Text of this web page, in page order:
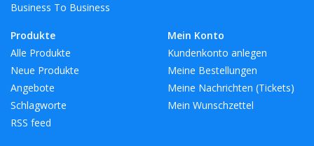
Business To Business
Produkte
Alle Produkte
Neue Produkte
Angebote
Schlagworte
RSS feed
Mein Konto
Kundenkonto anlegen
Meine Bestellungen
Meine Nachrichten (Tickets)
Mein Wunschzettel